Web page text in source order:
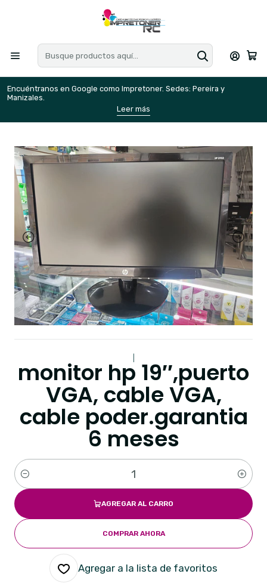
Encuéntranos en Google como Impretoner. Sedes: Pereira y
Manizales.
Leer más
monitor hp 19′′,puerto
VGA, cable VGA,
cable poder.garantia
6 meses
Cantidad
AGREGAR AL CARRO
COMPRAR AHORA
Agregar a la lista de favoritos